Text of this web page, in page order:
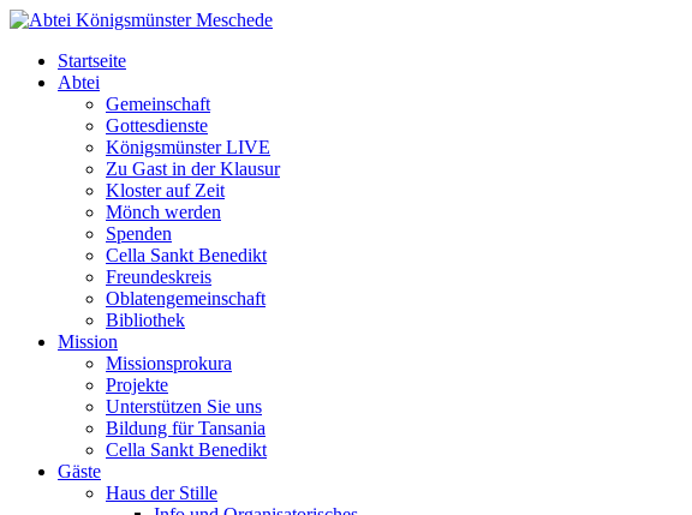
Startseite
Abtei
Gemeinschaft
Gottesdienste
Königsmünster LIVE
Zu Gast in der Klausur
Kloster auf Zeit
Mönch werden
Spenden
Cella Sankt Benedikt
Freundeskreis
Oblatengemeinschaft
Bibliothek
Mission
Missionsprokura
Projekte
Unterstützen Sie uns
Bildung für Tansania
Cella Sankt Benedikt
Gäste
Haus der Stille